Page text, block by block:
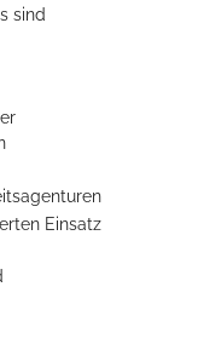
sind
Einsatz